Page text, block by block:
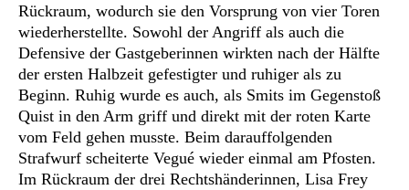
Rückraum, wodurch sie den Vorsprung von vier Toren
wiederherstellte. Sowohl der Angriff als auch die
Defensive der Gastgeberinnen wirkten nach der Hälfte
der ersten Halbzeit gefestigter und ruhiger als zu
Beginn. Ruhig wurde es auch, als Smits im Gegenstoß
Quist in den Arm griff und direkt mit der roten Karte
vom Feld gehen musste. Beim darauffolgenden
Strafwurf scheiterte Vegué wieder einmal am Pfosten.
Im Rückraum der drei Rechtshänderinnen, Lisa Frey